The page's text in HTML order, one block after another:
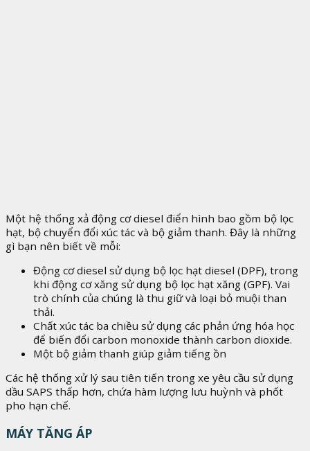
Một hệ thống xả động cơ diesel điển hình bao gồm bộ lọc
hạt, bộ chuyển đổi xúc tác và bộ giảm thanh. Đây là những
gì bạn nên biết về mỗi:
Động cơ diesel sử dụng bộ lọc hạt diesel (DPF), trong
khi động cơ xăng sử dụng bộ lọc hạt xăng (GPF). Vai
trò chính của chúng là thu giữ và loại bỏ muội than
thải.
Chất xúc tác ba chiều sử dụng các phản ứng hóa học
để biến đổi carbon monoxide thành carbon dioxide.
Một bộ giảm thanh giúp giảm tiếng ồn
Các hệ thống xử lý sau tiên tiến trong xe yêu cầu sử dụng
dầu SAPS thấp hơn, chứa hàm lượng lưu huỳnh và phốt
pho hạn chế.
MÁY TĂNG ÁP